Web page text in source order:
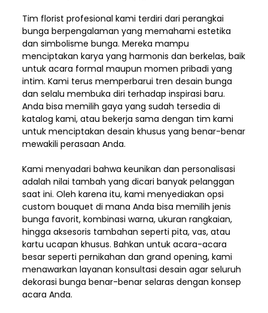
Tim florist profesional kami terdiri dari perangkai
bunga berpengalaman yang memahami estetika
dan simbolisme bunga. Mereka mampu
menciptakan karya yang harmonis dan berkelas, baik
untuk acara formal maupun momen pribadi yang
intim. Kami terus memperbarui tren desain bunga
dan selalu membuka diri terhadap inspirasi baru.
Anda bisa memilih gaya yang sudah tersedia di
katalog kami, atau bekerja sama dengan tim kami
untuk menciptakan desain khusus yang benar-benar
mewakili perasaan Anda.
Kami menyadari bahwa keunikan dan personalisasi
adalah nilai tambah yang dicari banyak pelanggan
saat ini. Oleh karena itu, kami menyediakan opsi
custom bouquet di mana Anda bisa memilih jenis
bunga favorit, kombinasi warna, ukuran rangkaian,
hingga aksesoris tambahan seperti pita, vas, atau
kartu ucapan khusus. Bahkan untuk acara-acara
besar seperti pernikahan dan grand opening, kami
menawarkan layanan konsultasi desain agar seluruh
dekorasi bunga benar-benar selaras dengan konsep
acara Anda.